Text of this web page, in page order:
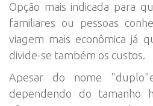
Opção mais indicada para
familiares ou pessoas
viagem mais econômica já
divide-se também os custos.
Apesar do nome
dependendo do tamanho